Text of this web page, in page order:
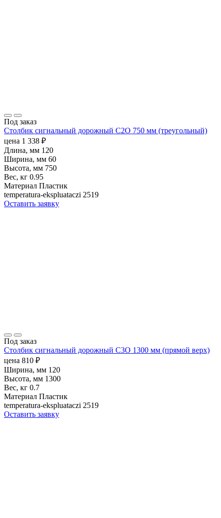
Под заказ
Столбик сигнальный дорожный С2О 750 мм (треугольный)
цена 1 338 ₽
Длина, мм 120
Ширина, мм 60
Высота, мм 750
Вес, кг 0.95
Материал Пластик
temperatura-ekspluataczi 2519
Оставить заявку
Под заказ
Столбик сигнальный дорожный С3О 1300 мм (прямой верх)
цена 810 ₽
Ширина, мм 120
Высота, мм 1300
Вес, кг 0.7
Материал Пластик
temperatura-ekspluataczi 2519
Оставить заявку